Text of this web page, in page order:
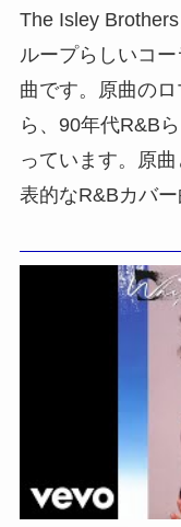
The Isley
ループらしいコ
曲です。原曲の
ら、90年代R&B
っています。原
表的なR&Bカバー